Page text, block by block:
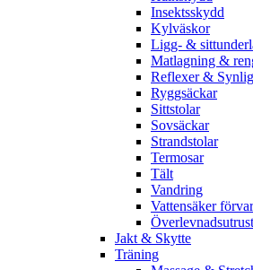
Insektsskydd
Kylväskor
Ligg- &
Matlagning &
Reflexer &
Ryggsäckar
Sittstolar
Sovsäckar
Strandstolar
Termosar
Tält
Vandring
Vattensäker
Jakt & Skytte
Träning